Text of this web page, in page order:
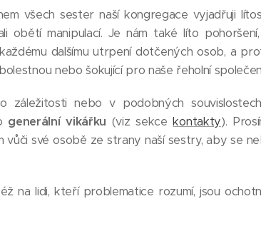
všech sester naší kongregace vyjadřuji
obětí manipulací. Je nám také líto
dalšímu utrpení dotčených osob, a
nebo šokující pro naše řeholní
záležitosti nebo v podobných
generální vikářku (viz sekcekontakty).
vůči své osobě ze strany naší sestry, aby se
na lidi, kteří problematice rozumí, jsou